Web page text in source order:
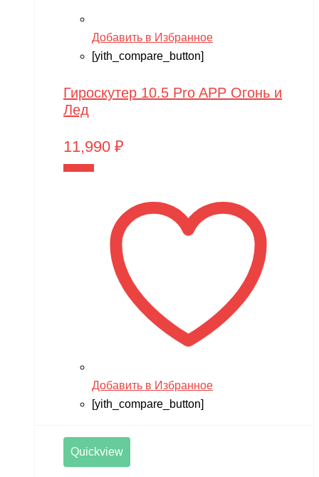
Добавить в Избранное
[yith_compare_button]
Гироскутер 10.5 Pro APP Огонь и
Лед
11,990 ₽
Добавить в Избранное
[yith_compare_button]
Quickview